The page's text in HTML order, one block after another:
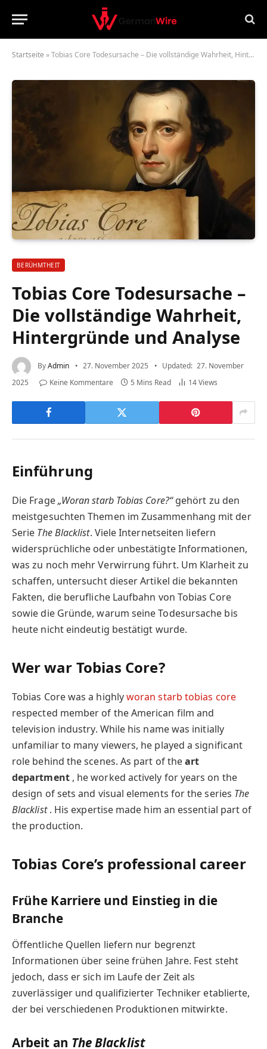
Startseite »Tobias Core Todesursache – Die vollständige Wahrheit, Hintergründe und Analyse
BERÜHMTHEIT
Tobias Core Todesursache –
Die vollständige Wahrheit,
Hintergründe und Analyse
ByAdmin 27. November 2025 Updated: 27. November
2025
Keine Kommentare 5 Mins Read 14Views
Einführung
Die Frage„Woran starb Tobias Core?“gehört zu den
meistgesuchten Themen im Zusammenhang mit der
Serie The Blacklist. Viele Internetseiten liefern
widersprüchliche oder unbestätigte Informationen,
was zu noch mehr Verwirrung führt. Um Klarheit zu
schaffen, untersucht dieser Artikel die bekannten
Fakten, die berufliche Laufbahn von Tobias Core
sowie die Gründe, warum seine Todesursache bis
heute nicht eindeutig bestätigt wurde.
Wer war Tobias Core?
Tobias Core was a highlyworan starb tobias core
respected member of the American film and
television industry. While his name was initially
unfamiliar to many viewers, he played a significant
role behind the scenes. As part of theart
department, he worked actively for years on the
design of sets and visual elements for the series The
Blacklist. His expertise made him an essential part of
the production.
Tobias Core’s professional career
Frühe Karriere und Einstieg in die
Branche
Öffentliche Quellen liefern nur begrenzt
Informationen über seine frühen Jahre. Fest steht
jedoch, dass er sich im Laufe der Zeit als
zuverlässiger und qualifizierter Techniker etablierte,
der bei verschiedenen Produktionen mitwirkte.
Arbeit an The Blacklist